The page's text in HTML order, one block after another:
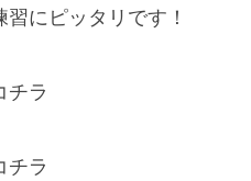
にピッタリです！
チラ
チラ